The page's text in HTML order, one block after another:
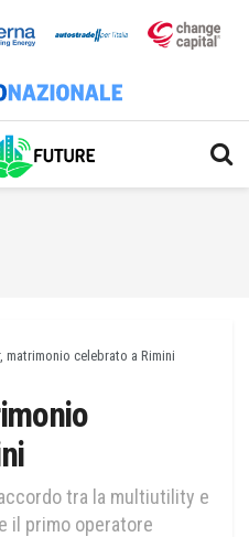
matrimonio celebrato a Rimini
tra la multiutility e
il primo operatore